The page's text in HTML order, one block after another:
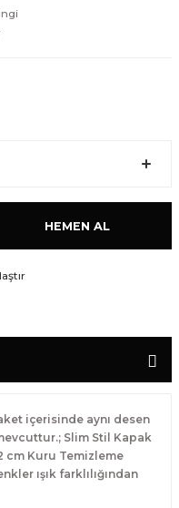
HEMEN AL
içerisinde aynı desen
Slim Stil Kapak
cm Kuru Temizleme
ışık farklılığından